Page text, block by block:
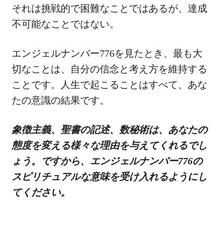
それは挑戦的で困難なことではあるが、達成
不可能なことではない。
エンジェルナンバー776を見たとき、最も大
切なことは、自分の信念と考え方を維持する
ことです。人生で起こることはすべて、あな
たの意識の結果です。
象徴主義、聖書の記述、数秘術は、あなたの
態度を変える様々な理由を与えてくれるでし
ょう。ですから、エンジェルナンバー776の
スピリチュアルな意味を受け入れるようにし
てください。